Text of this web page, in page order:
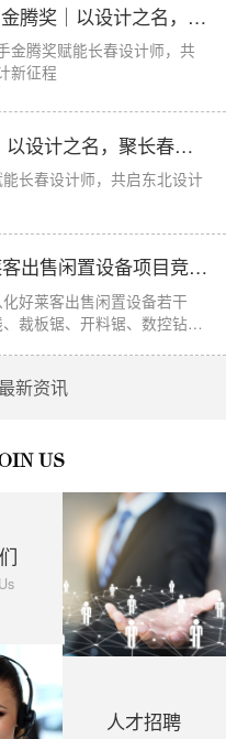
好莱客×金腾奖｜以设计之名，聚长春力量，...
金腾奖赋能长春设计师，共
新征程
好莱客×金腾奖｜以设计之名，聚长春力量，...
长春设计师，共启东北设计
2026年从化好莱客出售闲置设备项目竞价公...
好莱客出售闲置设备若干
、裁板锯、开料锯、数控钻孔
新资讯
US
人才招聘